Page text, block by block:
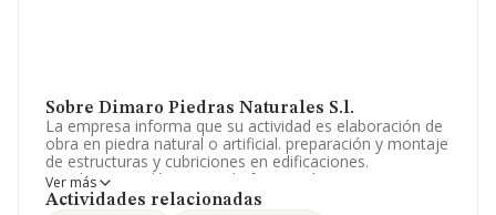
Sobre Dimaro Piedras Naturales S.l.
La empresa informa que su actividad es elaboración de
obra en piedra natural o artificial. preparación y montaje
de estructuras y cubriciones en edificaciones.
instalaciones eléctricas y de fontanería. revestimientos
de exteriores e interiores. preparación y. La empresa
Ver más
Actividades relacionadas